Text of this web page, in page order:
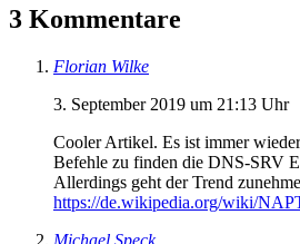
3 Kommentare
Florian Wilke
3. September 2019 um 21:13 Uhr
Cooler Artikel. Es ist immer
Befehle zu finden die DNS-SRV
Allerdings geht der Trend
https://de.wikipedia.org/wiki/